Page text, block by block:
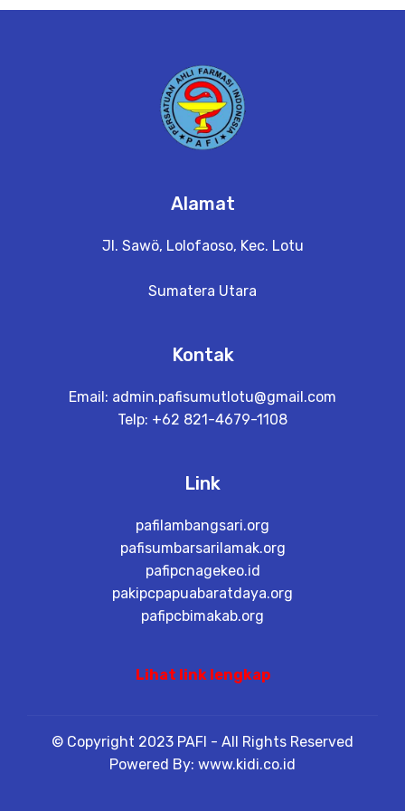
Alamat
Jl. Sawö, Lolofaoso, Kec. Lotu
Sumatera Utara
Kontak
Email: admin.pafisumutlotu@gmail.com
Telp: +62 821-4679-1108
Link
pafilambangsari.org
pafisumbarsarilamak.org
pafipcnagekeo.id
pakipcpapuabaratdaya.org
pafipcbimakab.org
Lihat link lengkap
© Copyright 2023 PAFI - All Rights Reserved
Powered By: www.kidi.co.id